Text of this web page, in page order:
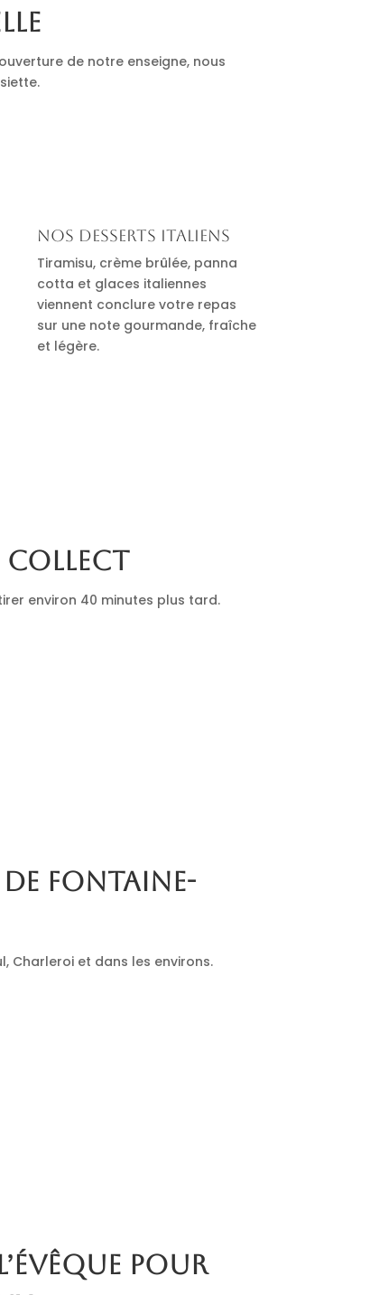
de notre enseigne, nous
Nos desserts italiens
Tiramisu, crème brûlée, panna
cotta et glaces italiennes
viennent conclure votre repas
sur une note gourmande, fraîche
et légère.
collect
environ 40 minutes plus tard.
Fontaine-
Charleroi et dans les environs.
pour